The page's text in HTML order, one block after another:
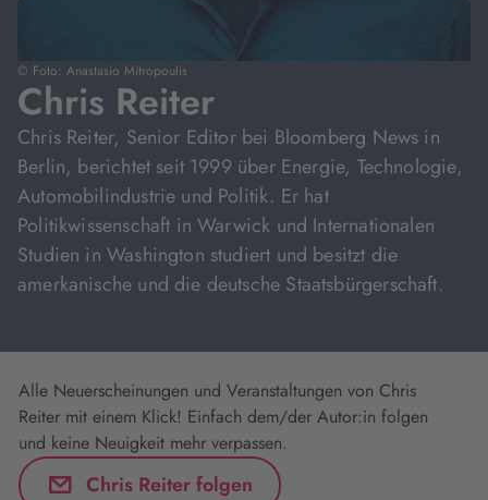
© Foto: Anastasio Mitropoulis
Chris Reiter
Chris Reiter, Senior Editor bei Bloomberg News in
Berlin, berichtet seit 1999 über Energie, Technologie,
Automobilindustrie und Politik. Er hat
Politikwissenschaft in Warwick und Internationalen
Studien in Washington studiert und besitzt die
amerkanische und die deutsche Staatsbürgerschaft.
Alle Neuerscheinungen und Veranstaltungen von Chris
Reiter mit einem Klick! Einfach dem/der Autor:in folgen
und keine Neuigkeit mehr verpassen.
Chris Reiter folgen